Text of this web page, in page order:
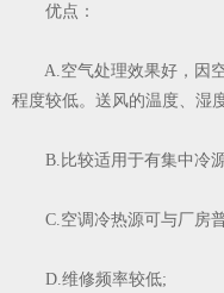
优点：
A.空气处理效果好，因空
程度较低。送风的温度、湿
B.比较适用于有集中冷源
C.空调冷热源可与厂房普
D.维修频率较低;